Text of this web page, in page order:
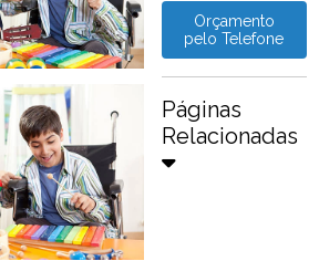
Orçamento
pelo Telefone
Páginas
Relacionadas